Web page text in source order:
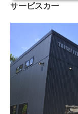
サービスカー